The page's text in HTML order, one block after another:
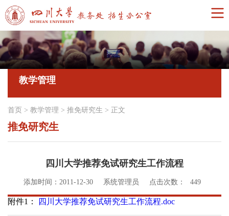
教学管理
首页 > 教学管理 > 推免研究生 > 正文
推免研究生
四川大学推荐免试研究生工作流程
添加时间：2011-12-30 系统管理员 点击次数： 449
附件1： 四川大学推荐免试研究生工作流程.doc